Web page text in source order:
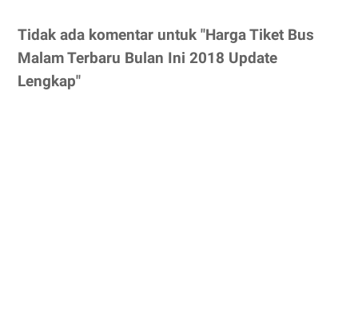
Tidak ada komentar untuk "Harga Tiket Bus
Malam Terbaru Bulan Ini 2018 Update
Lengkap"